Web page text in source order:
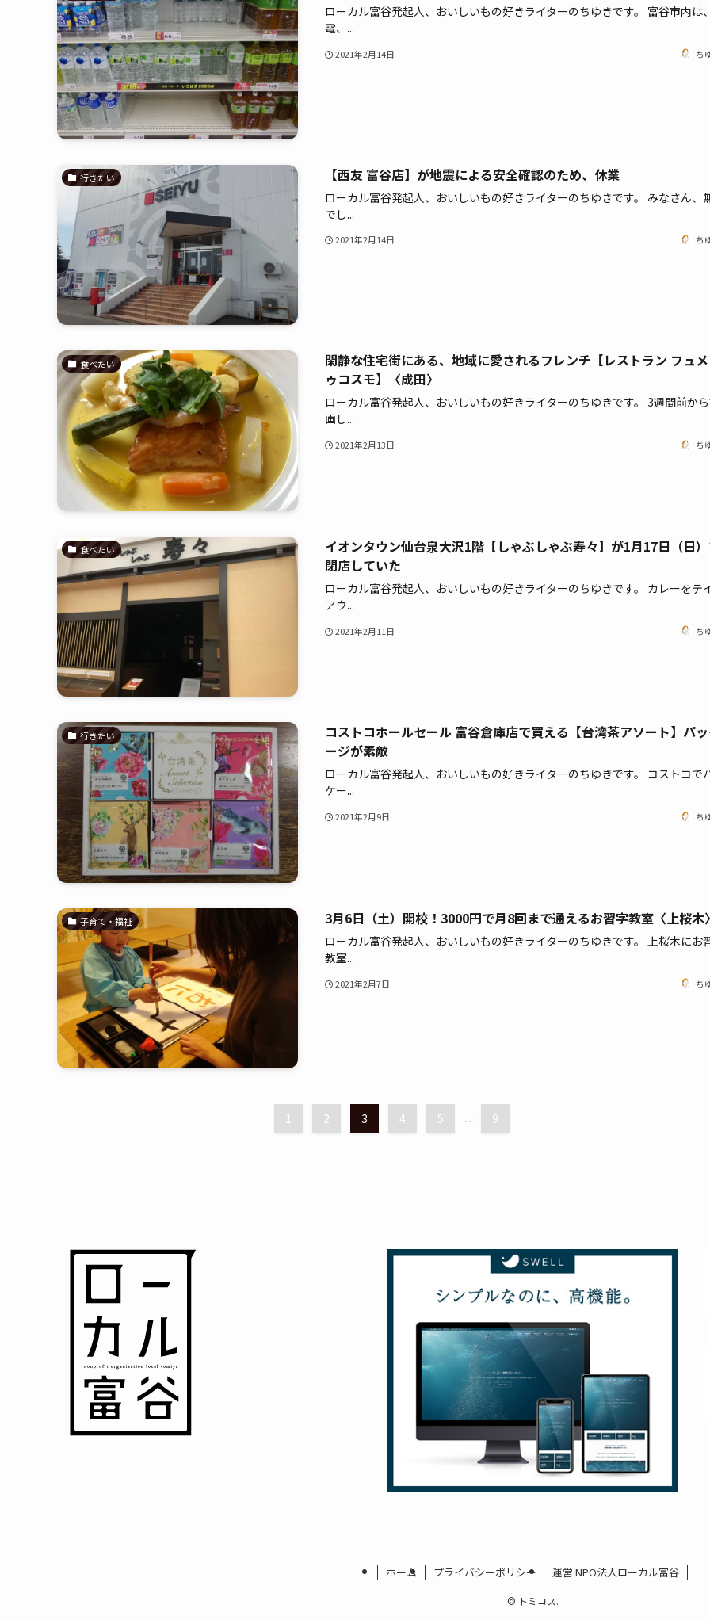
ローカル富谷発起人、おいしいもの好きライターのちゆきです。 富谷市内は
電、...
2021年2月14日 ち
行きたい 【西友 富谷店】が地震による安全確認のため、休業
ローカル富谷発起人、おいしいもの好きライターのちゆきです。 みなさん、
でし...
2021年2月14日 ち
食べたい
閑静な住宅街にある、地域に愛されるフレンチ【レストラン フュ
ゥコスモ】〈成田〉
ローカル富谷発起人、おいしいもの好きライターのちゆきです。 3週間前か
画し...
2021年2月13日 ち
食べたい
イオンタウン仙台泉大沢1階【しゃぶしゃぶ寿々】が1月17日（日
閉店していた
ローカル富谷発起人、おいしいもの好きライターのちゆきです。 カレーをテ
アウ...
2021年2月11日 ち
行きたい
コストコホールセール 富谷倉庫店で買える【台湾茶アソート】パ
ージが素敵
ローカル富谷発起人、おいしいもの好きライターのちゆきです。 コストコで
ケー...
2021年2月9日 ち
子育て・福祉 3月6日（土）開校！3000円で月8回まで通えるお習字教室〈上桜木〉
ローカル富谷発起人、おいしいもの好きライターのちゆきです。 上桜木にお
教室...
2021年2月7日 ち
1 2 3 4 5 ... 9
ホーム プライバシーポリシー 運営:NPO法人ローカル富谷
© トミコス.